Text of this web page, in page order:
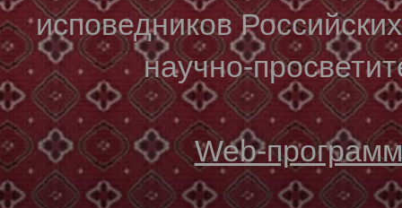
исповедников
научно-
Web-